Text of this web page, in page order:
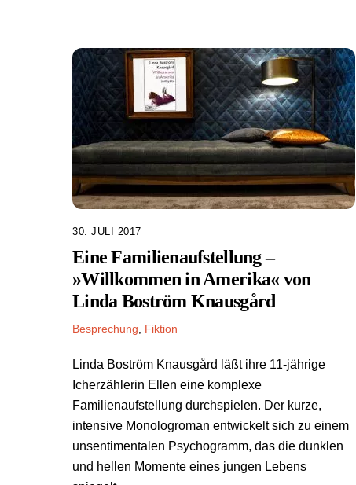
30. JULI 2017
Eine Familienaufstellung –
»Willkommen in Amerika« von
Linda Boström Knausgård
Besprechung Fiktion
Linda Boström Knausgård läßt ihre 11-jährige
Icherzählerin Ellen eine komplexe
Familienaufstellung durchspielen. Der kurze,
intensive Monologroman entwickelt sich zu einem
unsentimentalen Psychogramm, das die dunklen
und hellen Momente eines jungen Lebens